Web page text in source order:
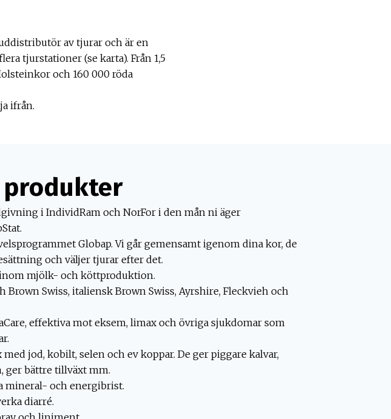
av tjurar och är en
tjurstationer (se karta). Från 1,5
och 160 000 röda
ifrån.
produkter
i IndividRam och NorFor i den mån ni äger
Globap. Vi går gemensamt igenom dina kor, de
och väljer tjurar efter det.
mjölk- och köttproduktion.
Brown Swiss, italiensk Brown Swiss, Ayrshire, Fleckvieh och
effektiva mot eksem, limax och övriga sjukdomar som
jod, kobilt, selen och ev koppar. De ger piggare kalvar,
ger bättre tillväxt mm.
mineral- och energibrist.
diarré.